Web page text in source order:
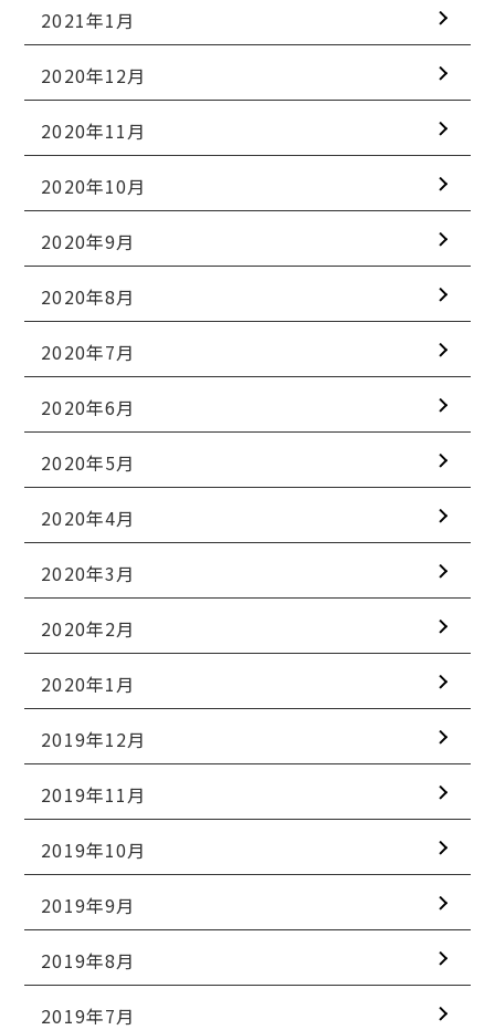
2021年1月
2020年12月
2020年11月
2020年10月
2020年9月
2020年8月
2020年7月
2020年6月
2020年5月
2020年4月
2020年3月
2020年2月
2020年1月
2019年12月
2019年11月
2019年10月
2019年9月
2019年8月
2019年7月